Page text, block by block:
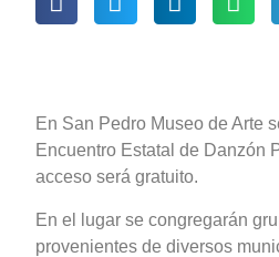
En San Pedro Museo de Arte
Encuentro Estatal de Danzón
acceso será gratuito.
En el lugar se congregarán
provenientes de diversos